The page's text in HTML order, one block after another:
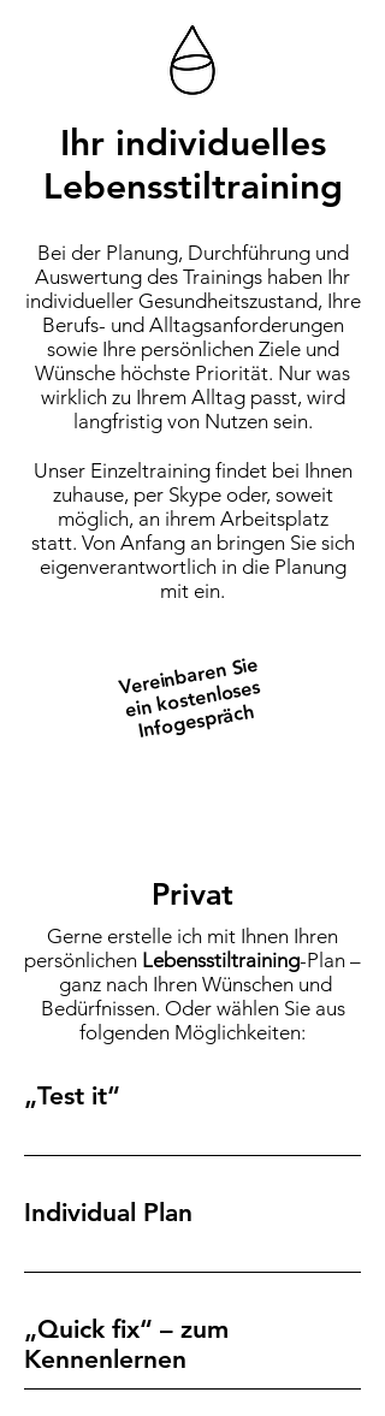
Ihr individuelles
Lebensstiltraining
Bei der Planung, Durchführung und
Auswertung des Trainings haben Ihr
individueller Gesundheitszustand, Ihre
Berufs- und Alltagsanforderungen
sowie Ihre persönlichen Ziele und
Wünsche höchste Priorität. Nur was
wirklich zu Ihrem Alltag passt, wird
langfristig von Nutzen sein.
Unser Einzeltraining findet bei Ihnen
zuhause, per Skype oder, soweit
möglich, an ihrem Arbeitsplatz
statt. Von Anfang an bringen Sie sich
eigenverantwortlich in die Planung
mit ein.
Vereinbaren Sie
ein kostenloses
Infogespräch
Privat
Gerne erstelle ich mit Ihnen Ihren
persönlichen Lebensstiltraining-Plan –
ganz nach Ihren Wünschen und
Bedürfnissen. Oder wählen Sie aus
folgenden Möglichkeiten:
„Test it“
Individual Plan
„Quick fix“ – zum
Kennenlernen